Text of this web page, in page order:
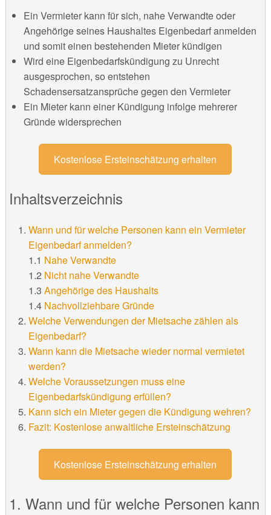
Ein Vermieter kann für sich, nahe Verwandte oder
Angehörige seines Haushaltes Eigenbedarf anmelden
und somit einen bestehenden Mieter kündigen
Wird eine Eigenbedarfskündigung zu Unrecht
ausgesprochen, so entstehen
Schadensersatzansprüche gegen den Vermieter
Ein Mieter kann einer Kündigung infolge mehrerer
Gründe widersprechen
Kostenlose Ersteinschätzung erhalten
Inhaltsverzeichnis
Wann und für welche Personen kann ein Vermieter
Eigenbedarf anmelden?
1.1 Nahe Verwandte
1.2 Nicht nahe Verwandte
1.3 Angehörige des Haushalts
1.4 Nachvollziehbare Gründe
Welche Verwendungen der Mietsache zählen als
Eigenbedarf?
Wann kann die Mietsache wieder normal vermietet
werden?
Welche Voraussetzungen muss eine
Eigenbedarfskündigung erfüllen?
Kann sich ein Mieter gegen die Kündigung wehren?
Fazit: Kostenlose anwaltliche Ersteinschätzung
Kostenlose Ersteinschätzung erhalten
1. Wann und für welche Personen kann